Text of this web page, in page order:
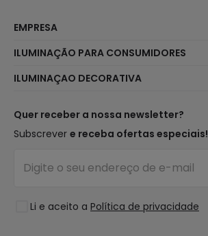
EMPRESA
Atendimento ao Cliente
Métodos de Envio
É Profissional?
Perguntas Frequentes (FAQ)
ILUMINAÇÃO PARA CONSUMIDORES
Marcas
Calculadora
Iluminação para empresas
ILUMINAÇAO DECORATIVA
Tendências
Marcas de Decoração Premium
Espaços
Coleções
Quer receber a nossa newsletter?
Subscrever e receba ofertas especiais!
Li e aceito a Política de privacidade